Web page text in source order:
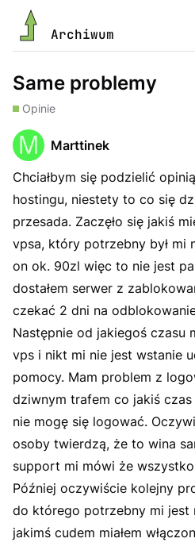
Archiwum
Same problemy
Opinie
Marttinek
Chciałbym się podzielić
hostingu, niestety to co się
przesada. Zaczęło się jakiś
vpsa, który potrzebny był mi
on ok. 90zl więc to nie jest
dostałem serwer z
czekać 2 dni na
Następnie od jakiegoś czasu
vps i nikt mi nie jest wstanie
pomocy. Mam problem z
dziwnym trafem co jakiś
nie mogę się logować.
osoby twierdzą, że to wina
support mi mówi że
Później oczywiście kolejny
do którego potrzebny mi jest
jakimś cudem miałem